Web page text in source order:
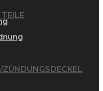
ZÜNDUNGSDECKEL